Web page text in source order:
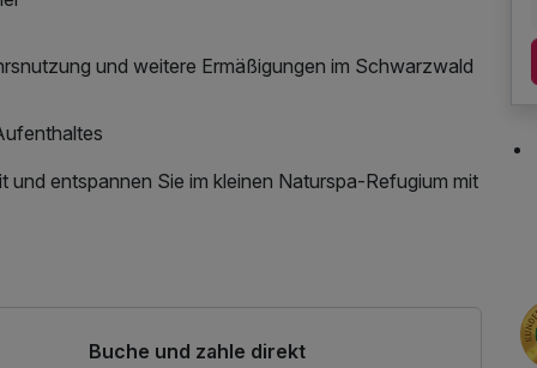
und weitere Ermäßigungen im Schwarzwald
und entspannen Sie im kleinen Naturspa-Refugium mit
Buche und zahle direkt